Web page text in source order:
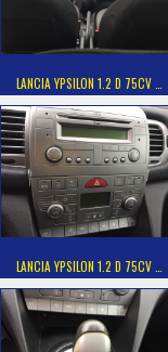
LANCIA YPSILON 1.2 D 75CV …
LANCIA YPSILON 1.2 D 75CV …